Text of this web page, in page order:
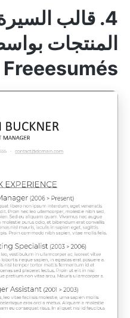
4. قالب
المنتجات
Freeesumés